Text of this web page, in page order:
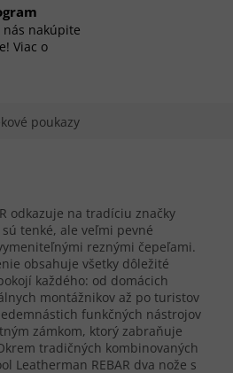
nakúpite
Viac o
poukazy
odkazuje na tradíciu značky
tenké, ale veľmi pevné
reznými čepeľami.
obsahuje všetky dôležité
každého: od domácich
montážnikov až po turistov
funkčných nástrojov
zámkom, ktorý zabraňuje
tradičných kombinovaných
Leatherman REBAR dva nože s